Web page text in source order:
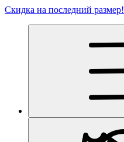
Скидка на последний размер!